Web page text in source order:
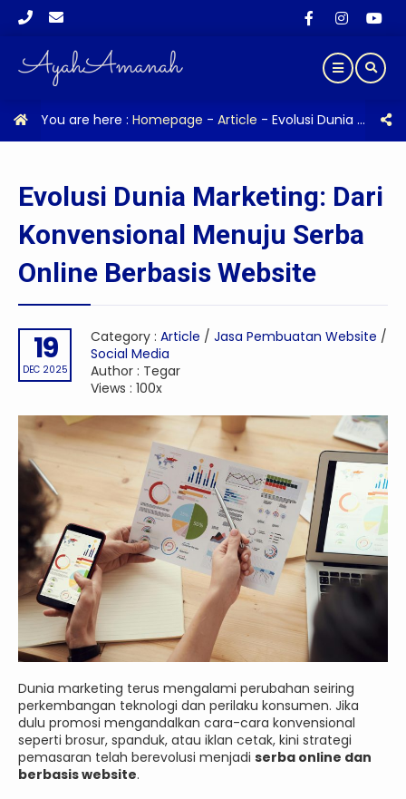
You are here : Homepage - Article - Evolusi Dunia Marketing: Dari Konvensional Menuju Serba Online Berbasis Website
Evolusi Dunia Marketing: Dari
Konvensional Menuju Serba
Online Berbasis Website
19
DEC 2025
Category : Article / Jasa Pembuatan Website /
Social Media
Author : Tegar
Views : 100x
Dunia marketing terus mengalami perubahan seiring
perkembangan teknologi dan perilaku konsumen. Jika
dulu promosi mengandalkan cara-cara konvensional
seperti brosur, spanduk, atau iklan cetak, kini strategi
pemasaran telah berevolusi menjadi serba online dan
berbasis website.